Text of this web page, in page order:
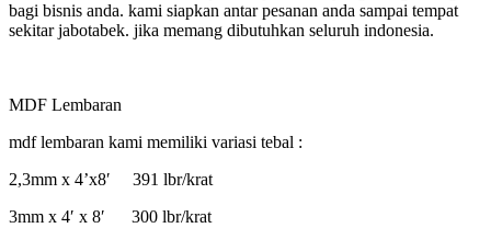
bagi bisnis anda. kami siapkan antar pesanan anda sampai tempat
sekitar jabotabek. jika memang dibutuhkan seluruh indonesia.
MDF Lembaran
mdf lembaran kami memiliki variasi tebal :
2,3mm x 4’x8′ 391 lbr/krat
3mm x 4′ x 8′ 300 lbr/krat